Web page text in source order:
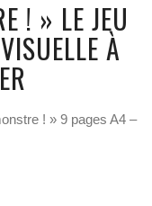
! » LE JEU
À
! » 9 pages A4 –